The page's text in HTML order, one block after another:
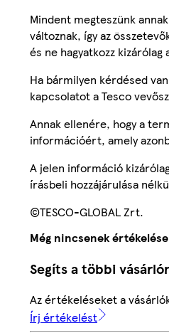
Mindent megteszünk
változnak, így az
és ne hagyatkozz
Ha bármilyen kérdésed
kapcsolatot a Tesco
Annak ellenére, hogy a
információért, amely
A jelen információ
írásbeli hozzájárulása
©TESCO-GLOBAL Zrt.
Még nincsenek
Segíts a többi
Az értékeléseket a
Írj értékelést